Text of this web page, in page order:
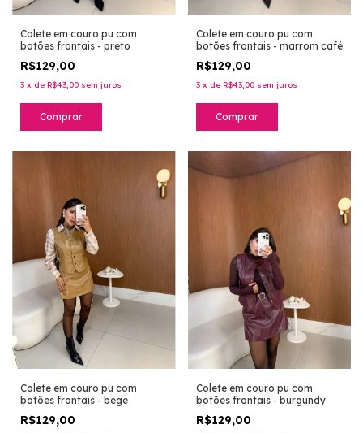
Colete em couro pu com
botões frontais - preto
R$129,00
3 x de R$43,00 sem juros
Comprar
Colete em couro pu com
botões frontais - marrom café
R$129,00
3 x de R$43,00 sem juros
Comprar
Colete em couro pu com
botões frontais - bege
R$129,00
Colete em couro pu com
botões frontais - burgundy
R$129,00